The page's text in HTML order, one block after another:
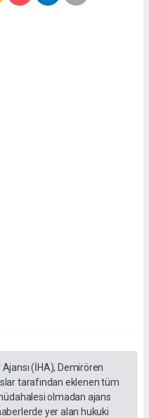
(İHA), Demirören
tarafından eklenen tüm
olmadan ajans
yer alan hukuki